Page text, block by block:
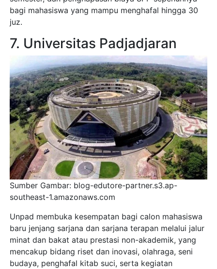
bagi mahasiswa yang mampu menghafal hingga 30
juz.
7. Universitas Padjadjaran
Sumber Gambar: blog-edutore-partner.s3.ap-
southeast-1.amazonaws.com
Unpad membuka kesempatan bagi calon mahasiswa
baru jenjang sarjana dan sarjana terapan melalui jalur
minat dan bakat atau prestasi non-akademik, yang
mencakup bidang riset dan inovasi, olahraga, seni
budaya, penghafal kitab suci, serta kegiatan